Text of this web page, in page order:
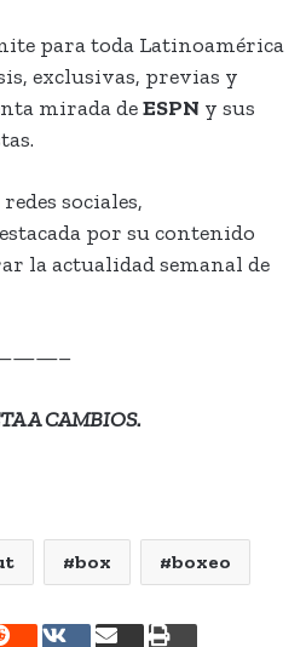
para toda Latinoamérica
exclusivas, previas y
mirada deESPN y sus
sociales,
por su contenido
la actualidad semanal de
A CAMBIOS.
box boxeo
RedditVKontakte
SharePrint